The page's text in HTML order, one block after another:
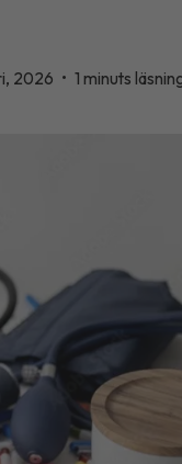
2026 • 1 minuts